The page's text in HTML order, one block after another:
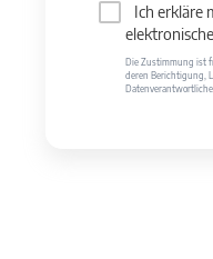
Ich erkläre
Die Zustimmung ist
deren Berichtigung,